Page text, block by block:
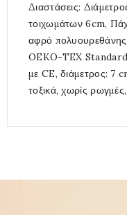
Διαστάσεις:
τοιχωμάτων 6cm,
αφρό πολυουρεθάνης
OEKO-TEX
με CE, διάμετρος: 7
τοξικά, χωρίς